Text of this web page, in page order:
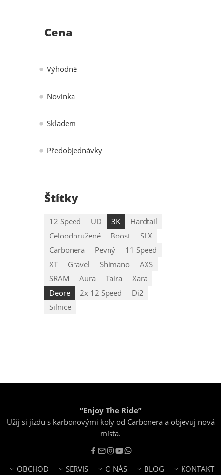
Cena
Výhodné
Novinka
Skladem
Předobjednávky
Štítky
12 Speed UD 3K
Hardtail
Celoodpružené
Boost
SLX
Carbonera
Pevný
11 Speed
XT
Gravel Shimano
AXS
SRAM
Aura Taira
Xara
Deore
2x 12 Speed
Di2
Silnice
“Enjoy The Ride”
Užij si jízdu s karbonovými koly od Carbonera a objevuj nová
místa.
OBCHOD SERVIS O NÁS BLOG KONTAKT